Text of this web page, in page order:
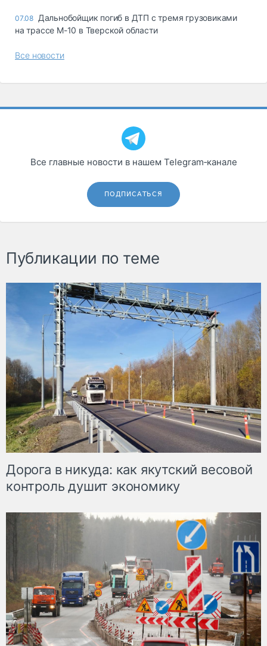
07.08 Дальнобойщик погиб в ДТП с тремя грузовиками
на трассе М-10 в Тверской области
Все новости
Все главные новости в нашем Telegram‑канале
ПОДПИСАТЬСЯ
Публикации по теме
Дорога в никуда: как якутский весовой
контроль душит экономику